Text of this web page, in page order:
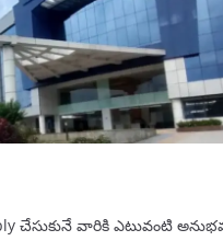
చేసుకునే వారికి ఎటువంటి